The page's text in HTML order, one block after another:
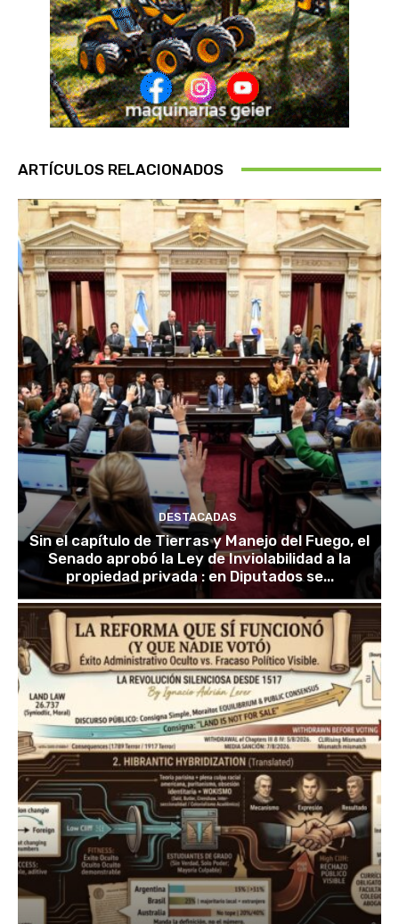
ARTÍCULOS RELACIONADOS
DESTACADAS
Sin el capítulo de Tierras y Manejo del Fuego, el
Senado aprobó la Ley de Inviolabilidad a la
propiedad privada : en Diputados se...